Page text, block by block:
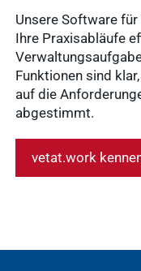
Unsere Software
Ihre Praxisabläufe
Funktionen sind
auf die
abgestimmt.
vetat.work